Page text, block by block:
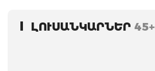
ԼՈՒՍԱՆԿԱՐՆԵՐ 45+